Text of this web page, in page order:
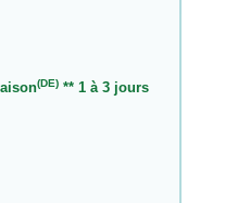
(DE) ** 1 à 3 jours